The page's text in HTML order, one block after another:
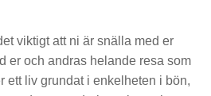
viktigt att ni är snälla med er
er och andras helande resa som
ett liv grundat i enkelheten i bön,